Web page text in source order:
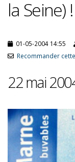
la Seine) !
01-05-2004 14:55
Recommander
22 mai